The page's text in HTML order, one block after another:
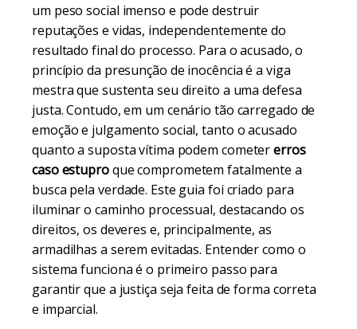
um peso social imenso e pode destruir
reputações e vidas, independentemente do
resultado final do processo. Para o acusado, o
princípio da presunção de inocência é a viga
mestra que sustenta seu direito a uma defesa
justa. Contudo, em um cenário tão carregado de
emoção e julgamento social, tanto o acusado
quanto a suposta vítima podem cometererros
caso estuproque comprometem fatalmente a
busca pela verdade. Este guia foi criado para
iluminar o caminho processual, destacando os
direitos, os deveres e, principalmente, as
armadilhas a serem evitadas. Entender como o
sistema funciona é o primeiro passo para
garantir que a justiça seja feita de forma correta
e imparcial.